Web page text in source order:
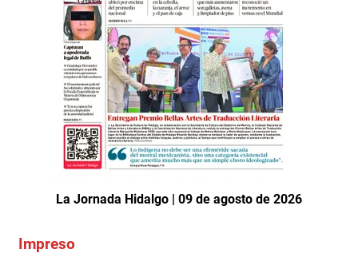
La Jornada Hidalgo | 09 de agosto de 2026
Impreso